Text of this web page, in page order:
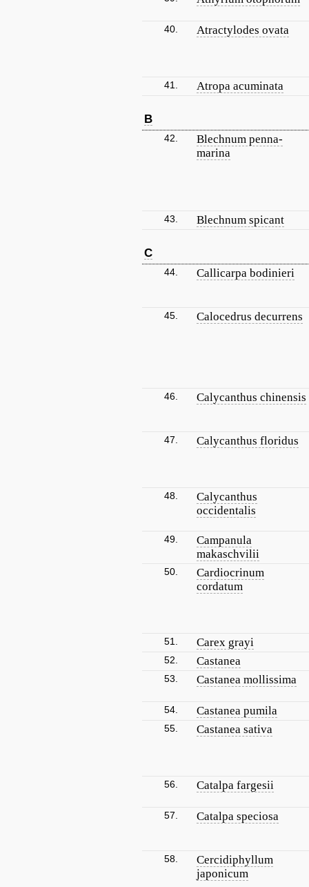
40. Atractylodes ovata
41. Atropa acuminata
B
42.
Blechnum penna-
marina
43. Blechnum spicant
C
44. Callicarpa bodinieri
45. Calocedrus decurrens
46. Calycanthus chinensis
47. Calycanthus floridus
48.
Calycanthus
occidentalis
49.
Campanula
makaschvilii
50.
Cardiocrinum
cordatum
51. Carex grayi
52. Castanea
53. Castanea mollissima
54. Castanea pumila
55. Castanea sativa
56. Catalpa fargesii
57. Catalpa speciosa
58.
Cercidiphyllum
japonicum